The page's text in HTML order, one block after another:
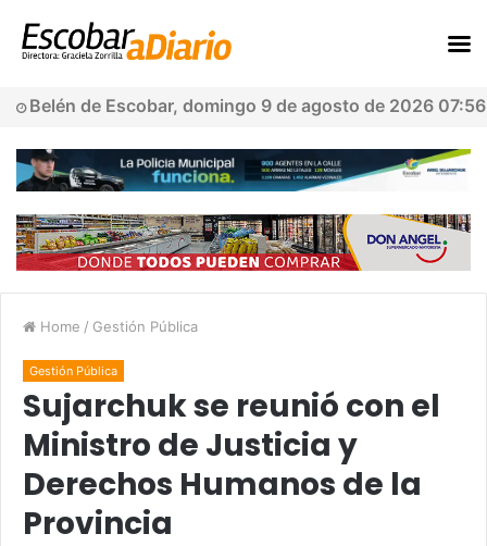
Belén de Escobar, domingo 9 de agosto de 2026 07:56
Home / Gestión Pública
Gestión Pública
Sujarchuk se reunió con el
Ministro de Justicia y
Derechos Humanos de la
Provincia